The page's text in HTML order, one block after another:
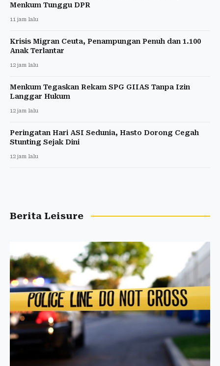
Menkum Tunggu DPR
11 jam lalu
Krisis Migran Ceuta, Penampungan Penuh dan 1.100
Anak Terlantar
12 jam lalu
Menkum Tegaskan Rekam SPG GIIAS Tanpa Izin
Langgar Hukum
12 jam lalu
Peringatan Hari ASI Sedunia, Hasto Dorong Cegah
Stunting Sejak Dini
12 jam lalu
Berita Leisure